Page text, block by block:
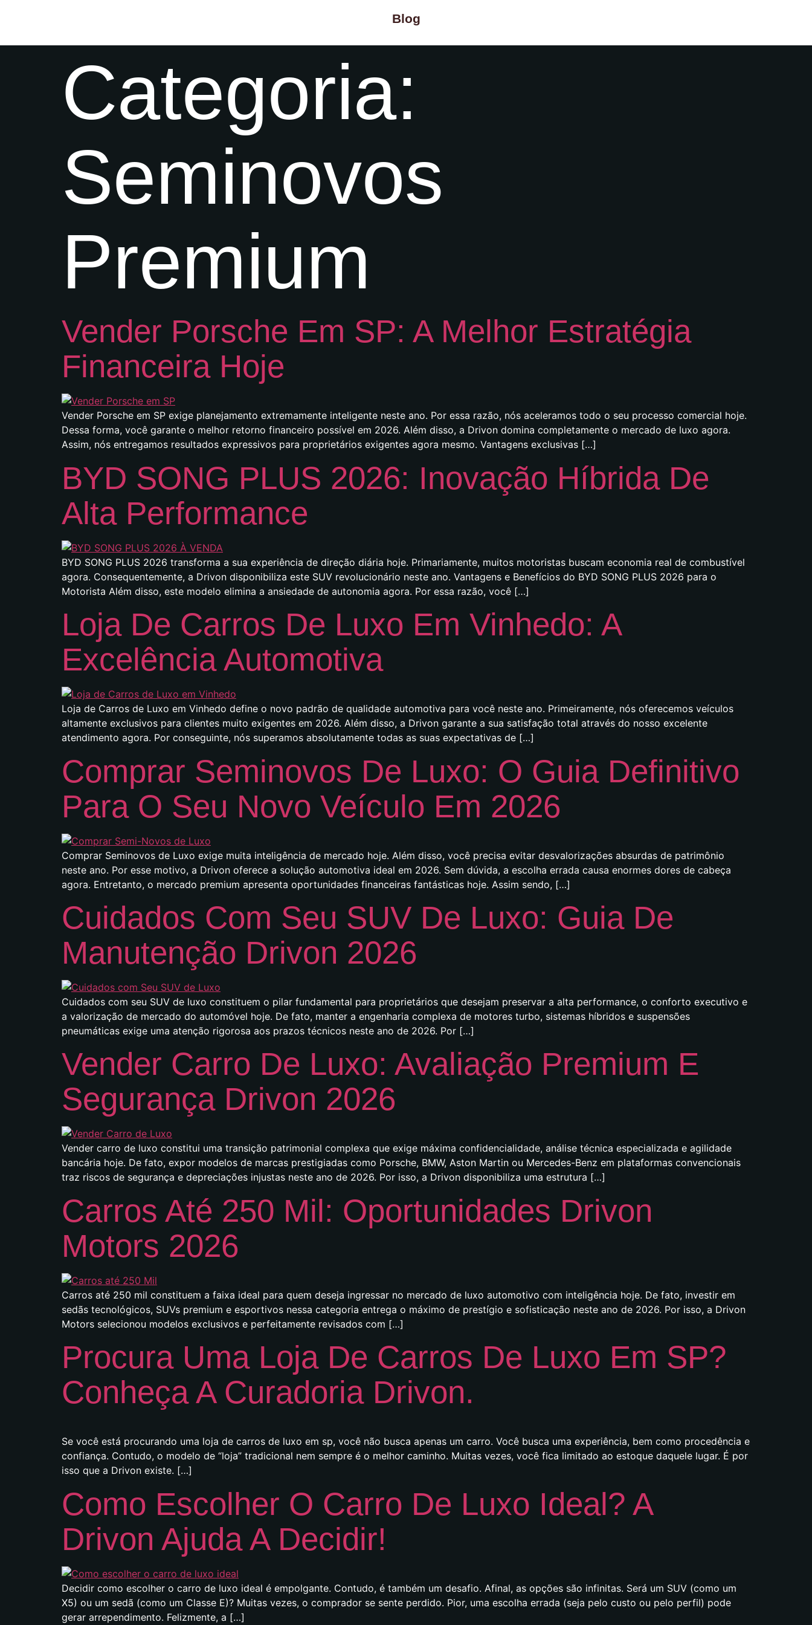
Blog
Categoria:
Seminovos
Premium
Vender Porsche Em SP: A Melhor Estratégia
Financeira Hoje
Vender Porsche em SP exige planejamento extremamente inteligente neste ano. Por essa razão, nós aceleramos todo o seu processo comercial hoje.
Dessa forma, você garante o melhor retorno financeiro possível em 2026. Além disso, a Drivon domina completamente o mercado de luxo agora.
Assim, nós entregamos resultados expressivos para proprietários exigentes agora mesmo. Vantagens exclusivas […]
BYD SONG PLUS 2026: Inovação Híbrida De
Alta Performance
BYD SONG PLUS 2026 transforma a sua experiência de direção diária hoje. Primariamente, muitos motoristas buscam economia real de combustível
agora. Consequentemente, a Drivon disponibiliza este SUV revolucionário neste ano. Vantagens e Benefícios do BYD SONG PLUS 2026 para o
Motorista Além disso, este modelo elimina a ansiedade de autonomia agora. Por essa razão, você […]
Loja De Carros De Luxo Em Vinhedo: A
Excelência Automotiva
Loja de Carros de Luxo em Vinhedo define o novo padrão de qualidade automotiva para você neste ano. Primeiramente, nós oferecemos veículos
altamente exclusivos para clientes muito exigentes em 2026. Além disso, a Drivon garante a sua satisfação total através do nosso excelente
atendimento agora. Por conseguinte, nós superamos absolutamente todas as suas expectativas de […]
Comprar Seminovos De Luxo: O Guia Definitivo
Para O Seu Novo Veículo Em 2026
Comprar Seminovos de Luxo exige muita inteligência de mercado hoje. Além disso, você precisa evitar desvalorizações absurdas de patrimônio
neste ano. Por esse motivo, a Drivon oferece a solução automotiva ideal em 2026. Sem dúvida, a escolha errada causa enormes dores de cabeça
agora. Entretanto, o mercado premium apresenta oportunidades financeiras fantásticas hoje. Assim sendo, […]
Cuidados Com Seu SUV De Luxo: Guia De
Manutenção Drivon 2026
Cuidados com seu SUV de luxo constituem o pilar fundamental para proprietários que desejam preservar a alta performance, o conforto executivo e
a valorização de mercado do automóvel hoje. De fato, manter a engenharia complexa de motores turbo, sistemas híbridos e suspensões
pneumáticas exige uma atenção rigorosa aos prazos técnicos neste ano de 2026. Por […]
Vender Carro De Luxo: Avaliação Premium E
Segurança Drivon 2026
Vender carro de luxo constitui uma transição patrimonial complexa que exige máxima confidencialidade, análise técnica especializada e agilidade
bancária hoje. De fato, expor modelos de marcas prestigiadas como Porsche, BMW, Aston Martin ou Mercedes-Benz em plataformas convencionais
traz riscos de segurança e depreciações injustas neste ano de 2026. Por isso, a Drivon disponibiliza uma estrutura […]
Carros Até 250 Mil: Oportunidades Drivon
Motors 2026
Carros até 250 mil constituem a faixa ideal para quem deseja ingressar no mercado de luxo automotivo com inteligência hoje. De fato, investir em
sedãs tecnológicos, SUVs premium e esportivos nessa categoria entrega o máximo de prestígio e sofisticação neste ano de 2026. Por isso, a Drivon
Motors selecionou modelos exclusivos e perfeitamente revisados com […]
Procura Uma Loja De Carros De Luxo Em SP?
Conheça A Curadoria Drivon.
Se você está procurando uma loja de carros de luxo em sp, você não busca apenas um carro. Você busca uma experiência, bem como procedência e
confiança. Contudo, o modelo de “loja” tradicional nem sempre é o melhor caminho. Muitas vezes, você fica limitado ao estoque daquele lugar. É por
isso que a Drivon existe. […]
Como Escolher O Carro De Luxo Ideal? A
Drivon Ajuda A Decidir!
Decidir como escolher o carro de luxo ideal é empolgante. Contudo, é também um desafio. Afinal, as opções são infinitas. Será um SUV (como um
X5) ou um sedã (como um Classe E)? Muitas vezes, o comprador se sente perdido. Pior, uma escolha errada (seja pelo custo ou pelo perfil) pode
gerar arrependimento. Felizmente, a […]